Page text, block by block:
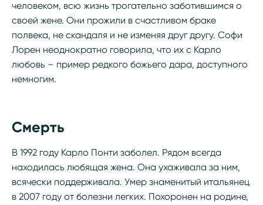
человеком, всю жизнь трогательно заботившимся о
своей жене. Они прожили в счастливом браке
полвека, не скандаля и не изменяя друг другу. Софи
Лорен неоднократно говорила, что их с Карло
любовь – пример редкого божьего дара, доступного
немногим.
Смерть
В 1992 году Карло Понти заболел. Рядом всегда
находилась любящая жена. Она ухаживала за ним,
всячески поддерживала. Умер знаменитый итальянец
в 2007 году от болезни легких. Похоронен на родине,